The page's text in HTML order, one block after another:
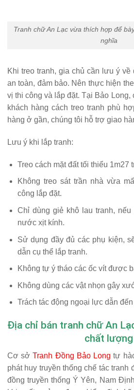
Tranh chữ An Lạc vừa thích hợp để
nghĩa
Khi treo tranh, gia chủ cần lưu ý về
an toàn, đảm bảo. Nên thực hiện
vị thi công và lắp đặt. Tại Bảo Long,
khách hàng cách treo tranh phù
hàng ở gần, chúng tôi hỗ trợ giao
Lưu ý khi lắp tranh:
Treo cách mặt đất tối thiểu 1m27
Không treo sát trần nhà vừa
công lắp đặt.
Chỉ dùng giẻ khô lau tranh,
nước xịt kính.
Sử dụng đầy đủ các phụ kiện,
dẫn cụ thể lắp tranh.
Không tự ý tháo các ốc vít được
Không dùng các vật nhọn gây
Trách tác động ngoại lực dẫn
Địa chỉ bán tranh chữ An
chất lượng
Cơ sở Tranh Đồng Bảo Longtự
phát huy truyền thống chế tác tranh
đồng truyền thống Ý Yên, Nam